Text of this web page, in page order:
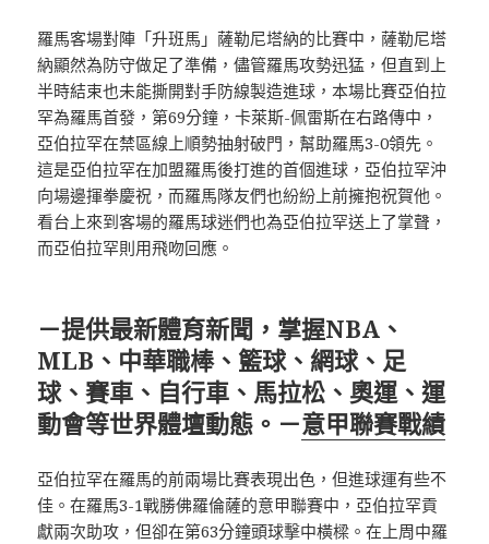
羅馬客場對陣「升班馬」薩勒尼塔納的比賽中，薩勒尼塔
納顯然為防守做足了準備，儘管羅馬攻勢迅猛，但直到上
半時結束也未能撕開對手防線製造進球，本場比賽亞伯拉
罕為羅馬首發，第69分鐘，卡萊斯-佩雷斯在右路傳中，
亞伯拉罕在禁區線上順勢抽射破門，幫助羅馬3-0領先。
這是亞伯拉罕在加盟羅馬後打進的首個進球，亞伯拉罕沖
向場邊揮拳慶祝，而羅馬隊友們也紛紛上前擁抱祝賀他。
看台上來到客場的羅馬球迷們也為亞伯拉罕送上了掌聲，
而亞伯拉罕則用飛吻回應。
－提供最新體育新聞，掌握NBA、
MLB、中華職棒、籃球、網球、足
球、賽車、自行車、馬拉松、奧運、運
動會等世界體壇動態。－意甲聯賽戰績
亞伯拉罕在羅馬的前兩場比賽表現出色，但進球運有些不
佳。在羅馬3-1戰勝佛羅倫薩的意甲聯賽中，亞伯拉罕貢
獻兩次助攻，但卻在第63分鐘頭球擊中橫樑。在上周中羅